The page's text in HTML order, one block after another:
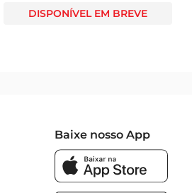
DISPONÍVEL EM BREVE
Baixe nosso App